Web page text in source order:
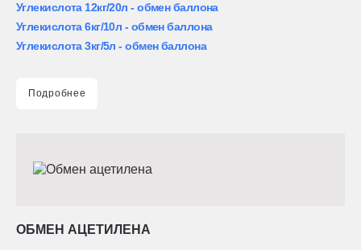
Углекислота 12кг/20л - обмен баллона
Углекислота 6кг/10л - обмен баллона
Углекислота 3кг/5л - обмен баллона
Подробнее
ОБМЕН АЦЕТИЛЕНА